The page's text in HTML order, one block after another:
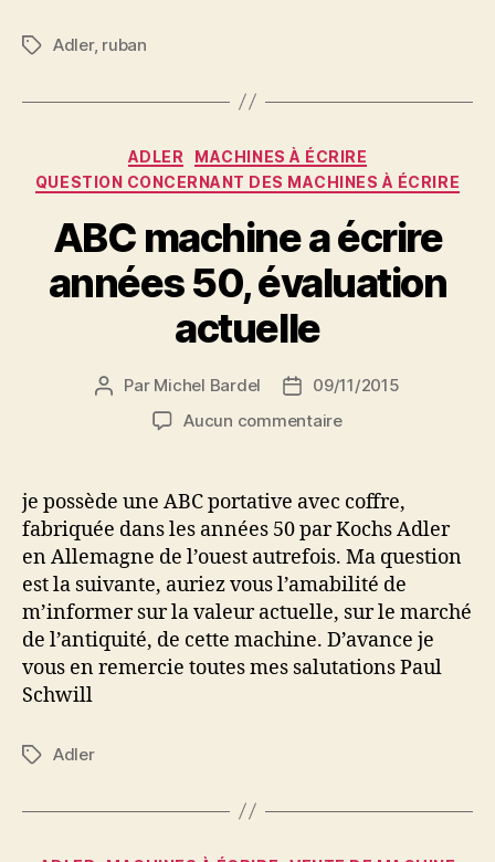
année
Étiquettes
Adler, ruban
Catégories
ADLER
MACHINES À ÉCRIRE
QUESTION CONCERNANT DES MACHINES À ÉCRIRE
ABC machine a écrire
années 50, évaluation
actuelle
Auteur
l’article
Par Michel Bardel
Date09/11/2015
Aucun commentairesur
écrire
années
50,
évaluation
actuelle
je possède une ABC portative avec coffre,
fabriquée dans les années 50 par Kochs Adler
en Allemagne de l’ouest autrefois. Ma question
est la suivante, auriez vous l’amabilité de
m’informer sur la valeur actuelle, sur le marché
de l’antiquité, de cette machine. D’avance je
vous en remercie toutes mes salutations Paul
Schwill
Étiquettes
Adler